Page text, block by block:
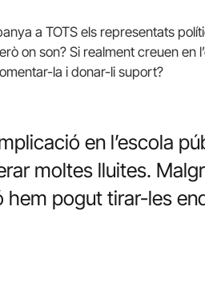
a TOTS els representats
on son? Si realment creuen en
la i donar-li suport?
en l’escola
moltes lluites.
hem pogut tirar-les